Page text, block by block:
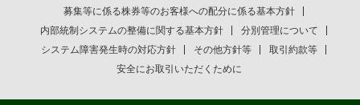
募集等に係る株券等のお客様への配分に係る基本方針
内部統制システムの整備に関する基本方針
分別管理について
システム障害発生時の対応方針
その他方針等
取引約款等
安全にお取引いただくために